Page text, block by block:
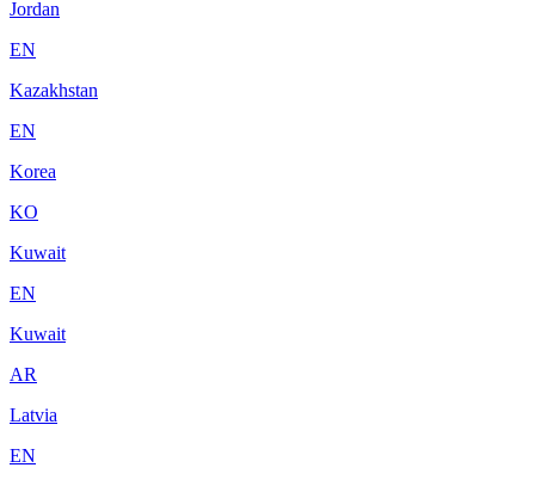
Jordan
EN
Kazakhstan
EN
Korea
KO
Kuwait
EN
Kuwait
AR
Latvia
EN